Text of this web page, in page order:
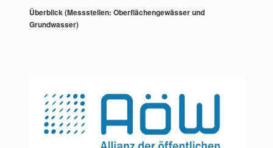
Überblick (Messstellen: Oberflächengewässer und
Grundwasser)